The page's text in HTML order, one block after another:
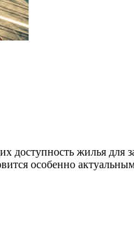
доступность жилья для
особенно